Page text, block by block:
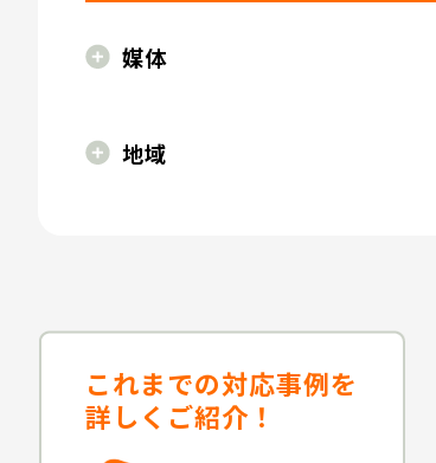
媒体
地域
これまでの対応事例を
詳しくご紹介！